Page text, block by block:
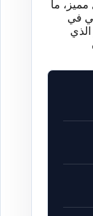
مميز، ما
في
الذي